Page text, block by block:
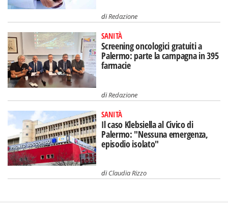
diRedazione
SANITÀ
Screening oncologici gratuiti a
Palermo: parte la campagna in 395
farmacie
diRedazione
SANITÀ
Il caso Klebsiella al Civico di
Palermo: "Nessuna emergenza,
episodio isolato"
diClaudia Rizzo